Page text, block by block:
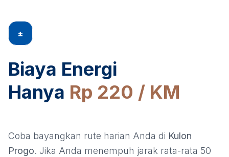
±
Biaya Energi
Hanya Rp 220 / KM
Coba bayangkan rute harian Anda di Kulon
Progo. Jika Anda menempuh jarak rata-rata 50